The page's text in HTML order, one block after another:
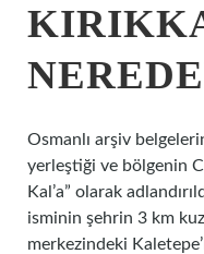
Osmanlı arşiv
yerleştiği ve bölgenin
Kal’a” olarak
isminin şehrin 3 km
merkezindeki